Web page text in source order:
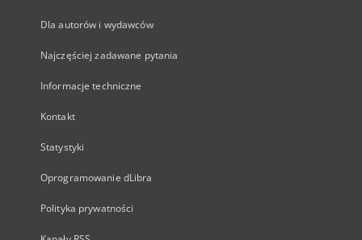
Dla autorów i wydawców
Najczęściej zadawane pytania
Informacje techniczne
Kontakt
Statystyki
Oprogramowanie dLibra
Polityka prywatności